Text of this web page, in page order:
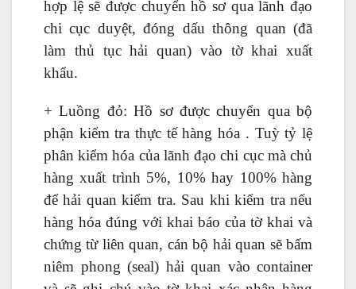
hợp lệ sẽ được chuyển hồ sơ qua lãnh đạo
chi cục duyệt, đóng dấu thông quan (đã
làm thủ tục hải quan) vào tờ khai xuất
khẩu.
+ Luồng đỏ: Hồ sơ được chuyển qua bộ
phận kiểm tra thực tế hàng hóa . Tuỳ tỷ lệ
phân kiểm hóa của lãnh đạo chi cục mà chủ
hàng xuất trình 5%, 10% hay 100% hàng
để hải quan kiểm tra. Sau khi kiểm tra nếu
hàng hóa đúng với khai báo của tờ khai và
chứng từ liên quan, cán bộ hải quan sẽ bấm
niêm phong (seal) hải quan vào container